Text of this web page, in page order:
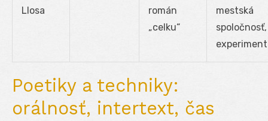
Llosa
román
„celku“
mestská
spoločnosť,
experiment
Poetiky a techniky:
orálnosť, intertext, čas